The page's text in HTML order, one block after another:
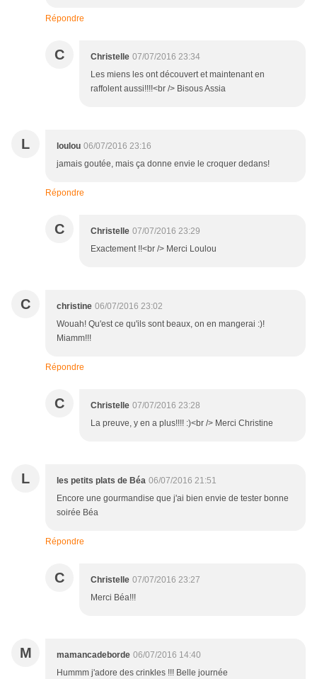
Répondre
C Christelle 07/07/2016 23:34
Les miens les ont découvert et maintenant en
raffolent aussi!!!!<br /> Bisous Assia
L loulou 06/07/2016 23:16
jamais goutée, mais ça donne envie le croquer dedans!
Répondre
C Christelle 07/07/2016 23:29
Exactement !!<br /> Merci Loulou
C christine 06/07/2016 23:02
Wouah! Qu'est ce qu'ils sont beaux, on en mangerai :)!
Miamm!!!
Répondre
C Christelle 07/07/2016 23:28
La preuve, y en a plus!!!! :)<br /> Merci Christine
L les petits plats de Béa 06/07/2016 21:51
Encore une gourmandise que j'ai bien envie de tester bonne
soirée Béa
Répondre
C Christelle 07/07/2016 23:27
Merci Béa!!!
M mamancadeborde 06/07/2016 14:40
Hummm j'adore des crinkles !!! Belle journée